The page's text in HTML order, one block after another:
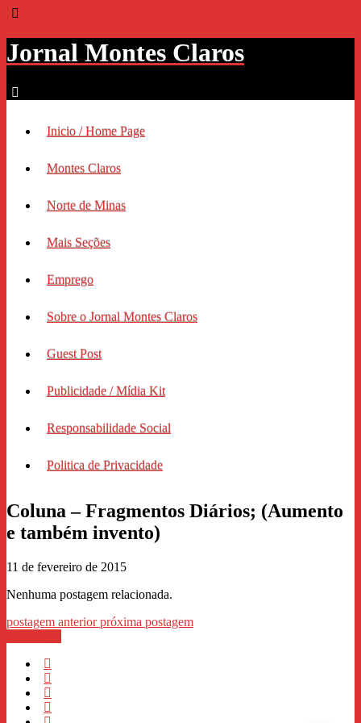
Jornal Montes Claros
Inicio / Home Page
Montes Claros
Norte de Minas
Mais Seções
Emprego
Sobre o Jornal Montes Claros
Guest Post
Publicidade / Mídia Kit
Responsabilidade Social
Politica de Privacidade
Coluna – Fragmentos Diários; (Aumento
e também invento)
11 de fevereiro de 2015
Nenhuma postagem relacionada.
postagem anteriorpróxima postagem